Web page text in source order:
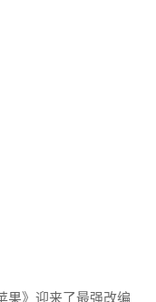
果》迎来了最强改编